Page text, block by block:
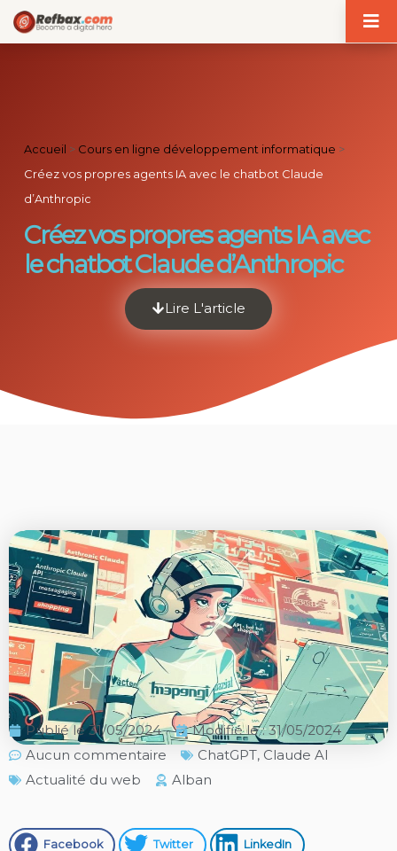
Accueil > Cours en ligne développement informatique >
Créez vos propres agents IA avec le chatbot Claude
d’Anthropic
Créez vos propres agents IA avec
le chatbot Claude d’Anthropic
Lire L'article
Publié le 31/05/2024
Modifié le : 31/05/2024
Aucun commentaire
ChatGPT, Claude AI
Actualité du web
Alban
Facebook Twitter LinkedIn
Panneau de gestion des cookies